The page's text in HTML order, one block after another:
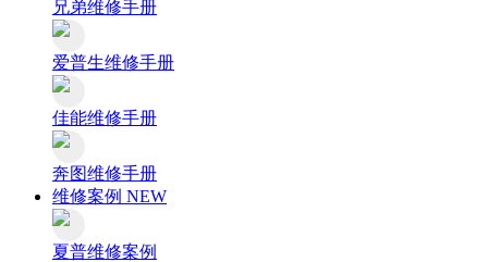
兄弟维修手册
爱普生维修手册
佳能维修手册
奔图维修手册
维修案例 NEW
夏普维修案例